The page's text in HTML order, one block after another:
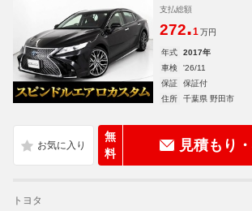
支払総額
272.1 万円
年式 2017年
車検
'26/11
保証
保証付
住所
千葉県 野田市
無
料
見積もり
トヨタ